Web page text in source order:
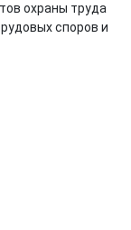
охраны труда
споров и